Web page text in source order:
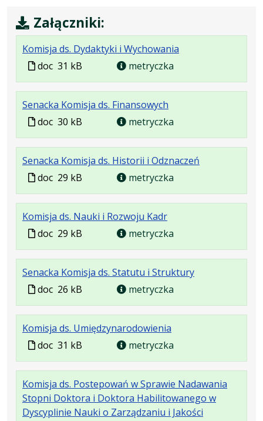
Załączniki:
Komisja ds. Dydaktyki i Wychowania
formacie:
31
Plik
w
formacie
doc 31 kB metryczka
Senacka Komisja ds. Finansowych
Plik
formacie:
doc
Rozmiar
30
kB
Plik
w
formacie
doc 30 kB metryczka
Senacka Komisja ds. Historii i Odznaczeń
formacie:
29
Plik
w
formacie
doc 29 kB metryczka
Komisja ds. Nauki i Rozwoju Kadr.
Plik
formacie:
doc
.
Rozmiar
29
kB
Plik
w
formacie
doc 29 kB metryczka
Senacka Komisja ds. Statutu i Struktury.
formacie:
.
26
Plik
w
formacie
doc 26 kB metryczka
Komisja ds. Umiędzynarodowienia
Plik
formacie:
doc
Rozmiar
31
kB
Plik
w
formacie
doc 31 kB metryczka
Komisja ds. Postepowań w Sprawie Nadawania
Stopni Doktora i Doktora Habilitowanego w
Dyscyplinie Nauki o Zarządzaniu i Jakości